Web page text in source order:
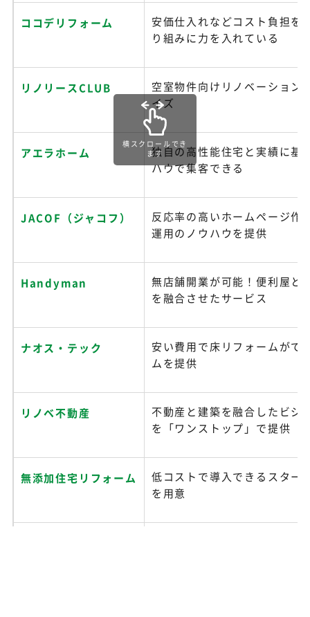
ココデリフォーム
安価仕入れなどコスト負担を
り組みに力を入れている
リノリースCLUB
空室物件向けリノベーション
イズ
アエラホーム
独自の高性能住宅と実績に基
ハウで集客できる
JACOF（ジャコフ）
反応率の高いホームページ作
運用のノウハウを提供
Handyman
無店舗開業が可能！便利屋と
を融合させたサービス
ナオス・テック
安い費用で床リフォームがで
ムを提供
リノベ不動産
不動産と建築を融合したビジ
を「ワンストップ」で提供
無添加住宅リフォーム
低コストで導入できるスター
を用意
横スクロールでき
ます